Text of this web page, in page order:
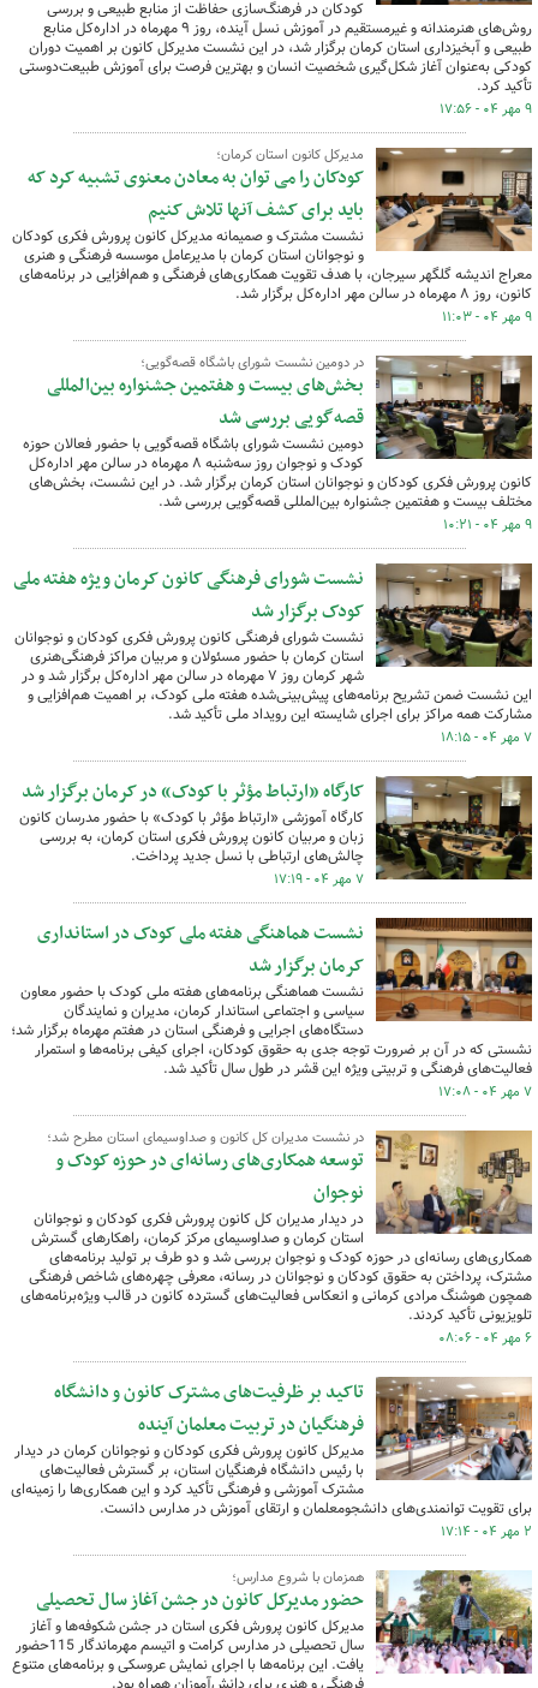
کودکان در فرهنگ‌سازی حفاظت از منابع طبیعی و بررسی
روش‌های هنرمندانه و غیرمستقیم در آموزش نسل آینده، روز ۹ مهرماه در اداره‌کل منابع
طبیعی و آبخیزداری استان کرمان برگزار شد، در این نشست مدیرکل کانون بر اهمیت دوران
کودکی به‌عنوان آغاز شکل‌گیری شخصیت انسان و بهترین فرصت برای آموزش طبیعت‌دوستی
تأکید کرد.
۹ مهر ۰۴ - ۱۷:۵۶
مدیرکل کانون استان کرمان؛
کودکان را می توان به معادن معنوی تشبیه کرد که
باید برای کشف آنها تلاش کنیم
نشست مشترک و صمیمانه مدیرکل کانون پرورش فکری کودکان
و نوجوانان استان کرمان با مدیرعامل موسسه فرهنگی و هنری
معراج اندیشه گلگهر سیرجان، با هدف تقویت همکاری‌های فرهنگی و هم‌افزایی در برنامه‌های
کانون، روز ۸ مهرماه در سالن مهر اداره‌کل برگزار شد.
۹ مهر ۰۴ - ۱۱:۰۳
در دومین نشست شورای باشگاه قصه‌گویی؛
بخش‌های بیست و هفتمین جشنواره بین‌المللی
قصه‌گویی بررسی شد
دومین نشست شورای باشگاه قصه‌گویی با حضور فعالان حوزه
کودک و نوجوان روز سه‌شنبه ۸ مهرماه در سالن مهر اداره‌کل
کانون پرورش فکری کودکان و نوجوانان استان کرمان برگزار شد. در این نشست، بخش‌های
مختلف بیست و هفتمین جشنواره بین‌المللی قصه‌گویی بررسی شد.
۹ مهر ۰۴ - ۱۰:۲۱
نشست شورای فرهنگی کانون کرمان ویژه هفته ملی
کودک برگزار شد
نشست شورای فرهنگی کانون پرورش فکری کودکان و نوجوانان
استان کرمان با حضور مسئولان و مربیان مراکز فرهنگی‌هنری
شهر کرمان روز ۷ مهرماه در سالن مهر اداره‌کل برگزار شد و در
این نشست ضمن تشریح برنامه‌های پیش‌بینی‌شده هفته ملی کودک، بر اهمیت هم‌افزایی و
مشارکت همه مراکز برای اجرای شایسته این رویداد ملی تأکید شد.
۷ مهر ۰۴ - ۱۸:۱۵
کارگاه «ارتباط مؤثر با کودک» در کرمان برگزار شد
کارگاه آموزشی «ارتباط مؤثر با کودک» با حضور مدرسان کانون
زبان و مربیان کانون پرورش فکری استان کرمان، به بررسی
چالش‌های ارتباطی با نسل جدید پرداخت.
۷ مهر ۰۴ - ۱۷:۱۹
نشست هماهنگی هفته ملی کودک در استانداری
کرمان برگزار شد
نشست هماهنگی برنامه‌های هفته ملی کودک با حضور معاون
سیاسی و اجتماعی استاندار کرمان، مدیران و نمایندگان
دستگاه‌های اجرایی و فرهنگی استان در هفتم مهرماه برگزار شد؛
نشستی که در آن بر ضرورت توجه جدی به حقوق کودکان، اجرای کیفی برنامه‌ها و استمرار
فعالیت‌های فرهنگی و تربیتی ویژه این قشر در طول سال تأکید شد.
۷ مهر ۰۴ - ۱۷:۰۸
در نشست مدیران کل کانون و صداوسیمای استان مطرح شد؛
توسعه همکاری‌های رسانه‌ای در حوزه کودک و
نوجوان
در دیدار مدیران کل کانون پرورش فکری کودکان و نوجوانان
استان کرمان و صداوسیمای مرکز کرمان، راهکارهای گسترش
همکاری‌های رسانه‌ای در حوزه کودک و نوجوان بررسی شد و دو طرف بر تولید برنامه‌های
مشترک، پرداختن به حقوق کودکان و نوجوانان در رسانه، معرفی چهره‌های شاخص فرهنگی
همچون هوشنگ مرادی کرمانی و انعکاس فعالیت‌های گسترده کانون در قالب ویژه‌برنامه‌های
تلویزیونی تأکید کردند.
۶ مهر ۰۴ - ۰۸:۰۶
تاکید بر ظرفیت‌های مشترک کانون و دانشگاه
فرهنگیان در تربیت معلمان آینده
مدیرکل کانون پرورش فکری کودکان و نوجوانان کرمان در دیدار
با رئیس دانشگاه فرهنگیان استان، بر گسترش فعالیت‌های
مشترک آموزشی و فرهنگی تأکید کرد و این همکاری‌ها را زمینه‌ای
برای تقویت توانمندی‌های دانشجومعلمان و ارتقای آموزش در مدارس دانست.
۲ مهر ۰۴ - ۱۷:۱۴
همزمان با شروع مدارس؛
حضور مدیرکل کانون در جشن آغاز سال تحصیلی
مدیرکل کانون پرورش فکری استان در جشن شکوفه‌ها و آغاز
سال تحصیلی در مدارس کرامت و اتیسم مهرماندگار 115حضور
یافت. این برنامه‌ها با اجرای نمایش عروسکی و برنامه‌های متنوع